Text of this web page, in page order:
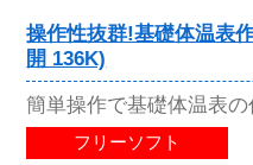
操作性抜群!基礎体温表
開 136K)
簡単操作で基礎体温表
フリーソフト